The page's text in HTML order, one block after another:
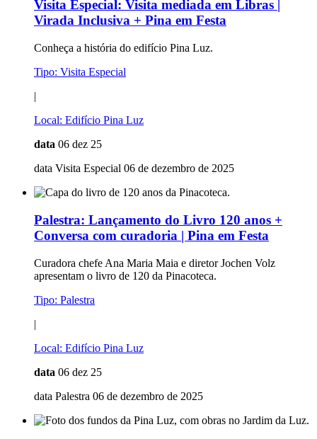
Visita Especial: Visita mediada em Libras |
Virada Inclusiva + Pina em Festa
Conheça a história do edifício Pina Luz.
Tipo: Visita Especial
|
Local: Edifício Pina Luz
data 06 dez 25
data Visita Especial 06 de dezembro de 2025
Palestra: Lançamento do Livro 120 anos +
Conversa com curadoria | Pina em Festa
Curadora chefe Ana Maria Maia e diretor Jochen Volz
apresentam o livro de 120 da Pinacoteca.
Tipo: Palestra
|
Local: Edifício Pina Luz
data 06 dez 25
data Palestra 06 de dezembro de 2025